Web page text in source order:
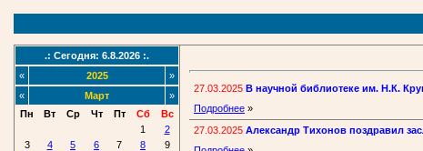
.: Сегодня: 6.8.2026 :.
«
2025
»
«
Март
»
Пн
Вт Ср Чт Пт Сб
Вс
1
2
3
4 5 6 7 8
9
27.03.2025 В научной библиотеке им. Н.К.
Подробнее »
27.03.2025 Александр Тихонов поздравил